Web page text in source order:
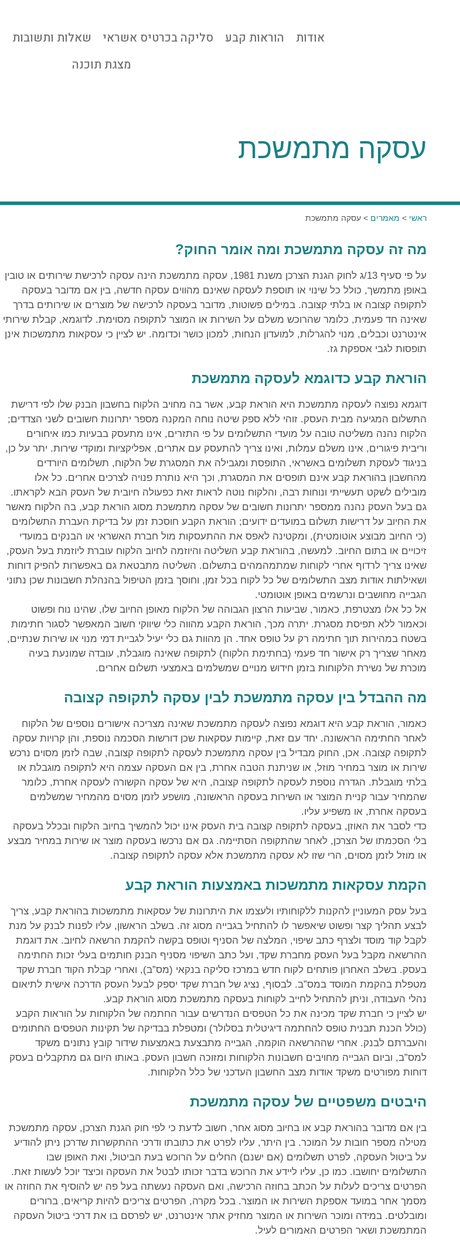
אודות הוראות קבע סליקה בכרטיס אשראי שאלות ותשובות
מצגת תוכנה
עסקה מתמשכת
ראשי > מאמרים > עסקה מתמשכת
מה זה עסקה מתמשכת ומה אומר החוק?
על פי סעיף 13/ג לחוק הגנת הצרכן משנת 1981, עסקה מתמשכת הינה עסקה לרכישת שירותים או טובין
באופן מתמשך, כולל כל שינוי או תוספת לעסקה שאינם מהווים עסקה חדשה, בין אם מדובר בעסקה
לתקופה קצובה או בלתי קצובה. במילים פשוטות, מדובר בעסקה לרכישה של מוצרים או שירותים בדרך
שאינה חד פעמית, כלומר שהרוכש משלם על השירות או המוצר לתקופה מסוימת. לדוגמא, קבלת שירותי
אינטרנט וכבלים, מנוי להגרלות, למועדון הנחות, למכון כושר וכדומה. יש לציין כי עסקאות מתמשכות אינן
תופסות לגבי אספקת גז.
הוראת קבע כדוגמא לעסקה מתמשכת
דוגמא נפוצה לעסקה מתמשכת היא הוראת קבע, אשר בה מחויב הלקוח בחשבון הבנק שלו לפי דרישת
התשלום המגיעה מבית העסק. זוהי ללא ספק שיטה נוחה המקנה מספר יתרונות חשובים לשני הצדדים;
הלקוח נהנה משליטה טובה על מועדי התשלומים על פי התזרים, אינו מתעסק בבעיות כמו איחורים
וריבית פיגורים, אינו משלם עמלות, ואינו צריך להתעסק עם אתרים, אפליקציות ומוקדי שירות. יתר על כן,
בניגוד לעסקת תשלומים באשראי, התופסת ומגבילה את המסגרת של הלקוח, תשלומים היורדים
מהחשבון בהוראת קבע אינם תופסים את המסגרת, וכך היא נותרת פנויה לצרכים אחרים. כל אלו
מובילים לשקט תעשייתי ונוחות רבה, והלקוח נוטה לראות זאת כפעולה חיובית של העסק הבא לקראתו.
גם בעל העסק נהנה ממספר יתרונות חשובים של עסקה מתמשכת מסוג הוראת קבע, בה הלקוח מאשר
את החיוב על דרישות תשלום במועדים ידועים; הוראת הקבע חוסכת זמן על בדיקת העברת התשלומים
(כי החיוב מבוצע אוטומטית), ומקטינה לאפס את ההתעסקות מול חברת האשראי או הבנקים במועדי
זיכויים או בתום החיוב. למעשה, בהוראת קבע השליטה והיוזמה לחיוב הלקוח עוברת ליוזמת בעל העסק,
שאינו צריך לרדוף אחרי לקוחות שמתמהמהים בתשלום. השליטה מתבטאת גם באפשרות להפיק דוחות
ושאילתות אודות מצב התשלומים של כל לקוח בכל זמן, וחוסך בזמן הטיפול בהנהלת חשבונות שכן נתוני
הגבייה מחושבים ונרשמים באופן אוטומטי.
אל כל אלו מצטרפת, כאמור, שביעות הרצון הגבוהה של הלקוח מאופן החיוב שלו, שהינו נוח ופשוט
וכאמור ללא תפיסת מסגרת. יתרה מכך, הוראת הקבע מהווה כלי שיווקי חשוב המאפשר לסגור חתימות
בשטח במהירות תוך חתימה רק על טופס אחד. הן מהוות גם כלי יעיל לגביית דמי מנוי או שירות שנתיים,
מאחר שצריך רק אישור חד פעמי (בחתימת הלקוח) לתקופה שאינה מוגבלת, עובדה שמונעת בעיה
מוכרת של נשירת הלקוחות בזמן חידוש מנויים שמשלמים באמצעי תשלום אחרים.
מה ההבדל בין עסקה מתמשכת לבין עסקה לתקופה קצובה
כאמור, הוראת קבע היא דוגמא נפוצה לעסקה מתמשכת שאינה מצריכה אישורים נוספים של הלקוח
לאחר החתימה הראשונה. יחד עם זאת, קיימות עסקאות שכן דורשות הסכמה נוספת, והן קרויות עסקה
לתקופה קצובה. אכן, החוק מבדיל בין עסקה מתמשכת לעסקה לתקופה קצובה, שבה לזמן מסוים נרכש
שירות או מוצר במחיר מוזל, או שניתנת הטבה אחרת, בין אם העסקה עצמה היא לתקופה מוגבלת או
בלתי מוגבלת. הגדרה נוספת לעסקה לתקופה קצובה, היא של עסקה הקשורה לעסקה אחרת, כלומר
שהמחיר עבור קניית המוצר או השירות בעסקה הראשונה, מושפע לזמן מסוים מהמחיר שמשלמים
בעסקה אחרת, או משפיע עליו.
כדי לסבר את האוזן, בעסקה לתקופה קצובה בית העסק אינו יכול להמשיך בחיוב הלקוח ובכלל בעסקה
בלי הסכמתו של הצרכן, לאחר שהתקופה הסתיימה. גם אם נרכשו בעסקה מוצר או שירות במחיר מבצע
או מוזל לזמן מסוים, הרי שזו לא עסקה מתמשכת אלא עסקה לתקופה קצובה.
הקמת עסקאות מתמשכות באמצעות הוראת קבע
בעל עסק המעוניין להקנות ללקוחותיו ולעצמו את היתרונות של עסקאות מתמשכות בהוראת קבע, צריך
לבצע תהליך קצר ופשוט שיאפשר לו להתחיל בגבייה מסוג זה. בשלב הראשון, עליו לפנות לבנק על מנת
לקבל קוד מוסד ולצרף כתב שיפוי, המלצה של הסניף וטופס בקשה להקמת הרשאה לחיוב. את דוגמת
ההרשאה מקבל בעל העסק מחברת שקד, ועל כתב השיפוי מסניף הבנק חותמים בעלי זכות החתימה
בעסק. בשלב האחרון פותחים לקוח חדש במרכז סליקה בנקאי (מס”ב), ואחרי קבלת הקוד חברת שקד
מטפלת בהקמת המוסד במס”ב. לבסוף, נציג של חברת שקד יספק לבעל העסק הדרכה אישית לתיאום
נהלי העבודה, וניתן להתחיל לחייב לקוחות בעסקה מתמשכת מסוג הוראת קבע.
יש לציין כי חברת שקד מכינה את כל הטפסים הנדרשים עבור החתמה של הלקוחות על הוראות הקבע
(כולל הכנת תבנית טופס להחתמה דיגיטלית בסלולר) ומטפלת בבדיקה של תקינות הטפסים החתומים
והעברתם לבנק. אחרי שההרשאה הוקמה, הגבייה מתבצעת באמצעות שידור קובץ נתונים משקד
למס”ב, וביום הגבייה מחויבים חשבונות הלקוחות ומזוכה חשבון העסק. באותו היום גם מתקבלים בעסק
דוחות מפורטים משקד אודות מצב החשבון העדכני של כלל הלקוחות.
היבטים משפטיים של עסקה מתמשכת
בין אם מדובר בהוראת קבע או בחיוב מסוג אחר, חשוב לדעת כי לפי חוק הגנת הצרכן, עסקה מתמשכת
מטילה מספר חובות על המוכר. בין היתר, עליו לפרט את כתובתו ודרכי ההתקשרות שדרכן ניתן להודיע
על ביטול העסקה, לפרט תשלומים (אם ישנם) החלים על הרוכש בעת הביטול, ואת האופן שבו
התשלומים יחושבו. כמו כן, עליו ליידע את הרוכש בדבר זכותו לבטל את העסקה וכיצד יוכל לעשות זאת.
הפרטים צריכים לעלות על הכתב בחוזה הרכישה, ואם העסקה נעשתה בעל פה יש להוסיף את החוזה או
מסמך אחר במועד אספקת השירות או המוצר. בכל מקרה, הפרטים צריכים להיות קריאים, ברורים
ומובלטים. במידה ומוכר השירות או המוצר מחזיק אתר אינטרנט, יש לפרסם בו את דרכי ביטול העסקה
המתמשכת ושאר הפרטים האמורים לעיל.